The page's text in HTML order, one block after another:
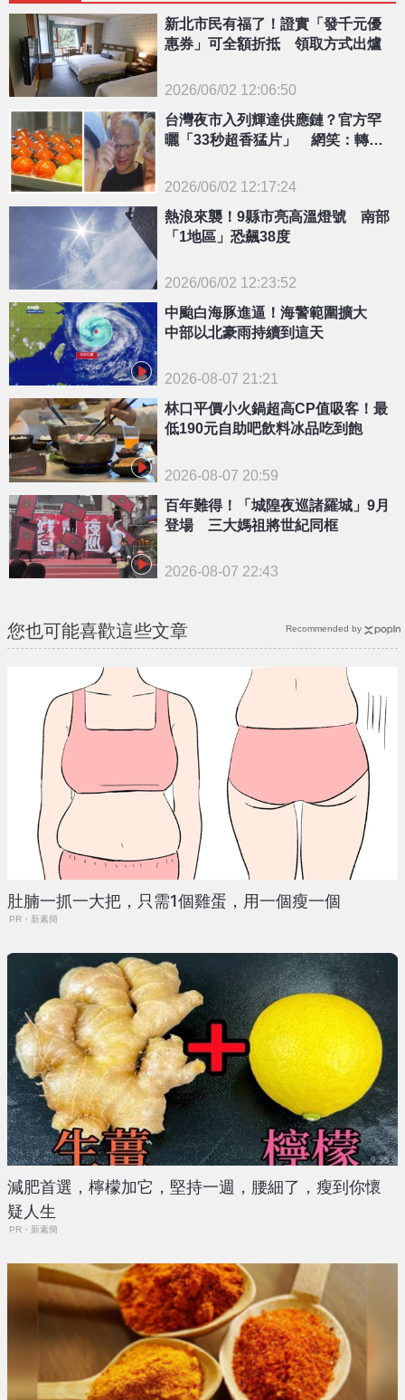
新北市民有福了！證實「發千元優
惠券」可全額折抵 領取方式出爐
2026/06/02 12:06:50
{PLAYICON}
台灣夜市入列輝達供應鏈？官方罕
曬「33秒超香猛片」 網笑：轉型
2026/06/02 12:17:24
{PLAYICON}
熱浪來襲！9縣市亮高溫燈號 南部
「1地區」恐飆38度
2026/06/02 12:23:52
中颱白海豚進逼！海警範圍擴大
中部以北豪雨持續到這天
2026-08-07 21:21
林口平價小火鍋超高CP值吸客！最
低190元自助吧飲料冰品吃到飽
2026-08-07 20:59
百年難得！「城隍夜巡諸羅城」9月
登場 三大媽祖將世紀同框
2026-08-07 22:43
您也可能喜歡這些文章
肚腩一抓一大把，只需1個雞蛋，用一個瘦一個
PR・新素簡
減肥首選，檸檬加它，堅持一週，腰細了，瘦到你懷
疑人生
PR・新素簡
Recommended by